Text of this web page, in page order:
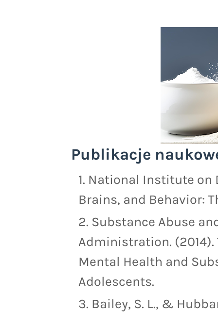
Publikacje
National Institute on
Brains, and Behavior:
Substance Abuse
Administration.
Mental Health and
Adolescents.
Bailey, S. L., &